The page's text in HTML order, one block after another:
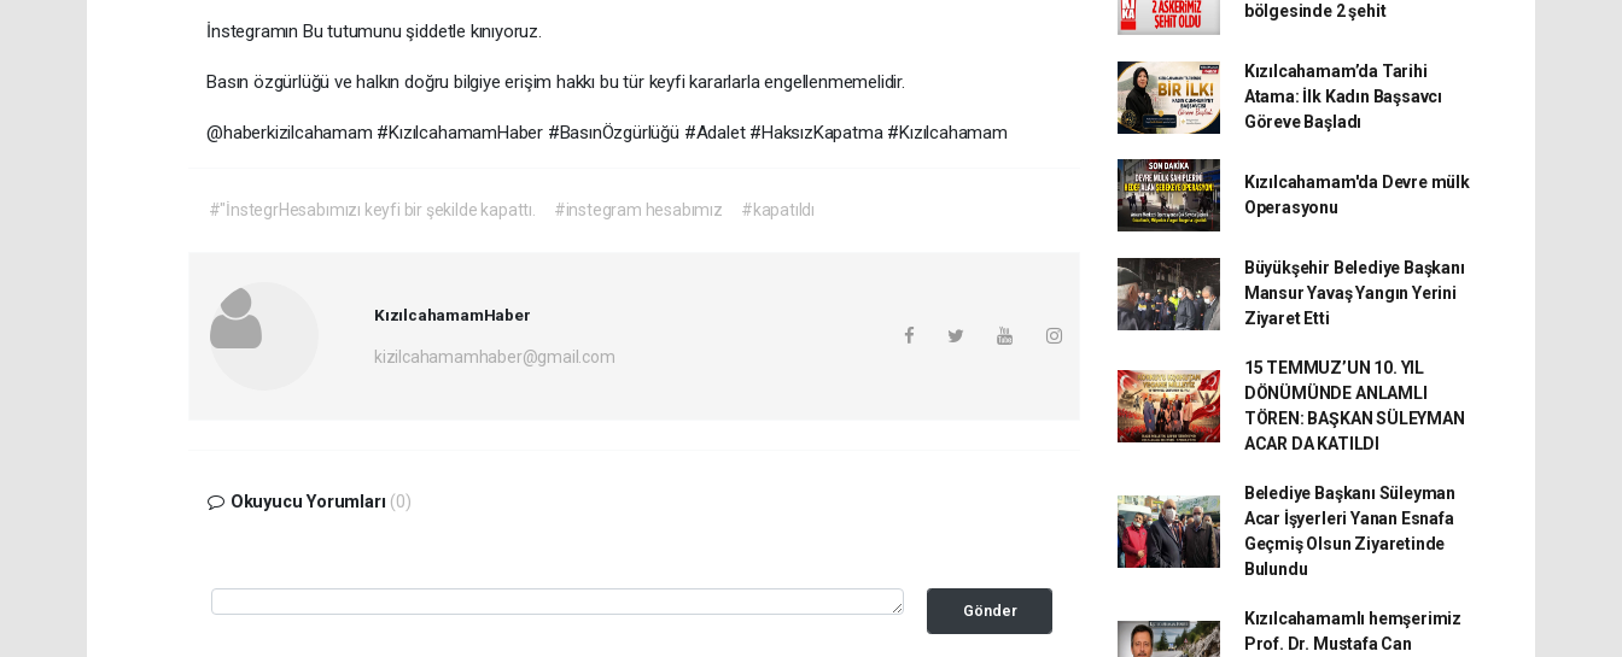
İnstegramın Bu tutumunu şiddetle kınıyoruz.
Basın özgürlüğü ve halkın doğru bilgiye erişim hakkı bu tür keyfi kararlarla engellenmemelidir.
@haberkizilcahamam #KızılcahamamHaber #BasınÖzgürlüğü #Adalet #HaksızKapatma #Kızılcahamam
#"İnstegrHesabımızı keyfi bir şekilde kapattı. #instegram hesabımız #kapatıldı
KızılcahamamHaber
kizilcahamamhaber@gmail.com
Okuyucu Yorumları (0)
Gönder
bölgesinde 2 şehit
Kızılcahamam’da Tarihi
Atama: İlk Kadın Başsavcı
Göreve Başladı
Kızılcahamam'da Devre mülk
Operasyonu
Büyükşehir Belediye Başkanı
Mansur Yavaş Yangın Yerini
Ziyaret Etti
15 TEMMUZ’UN 10. YIL
DÖNÜMÜNDE ANLAMLI
TÖREN: BAŞKAN SÜLEYMAN
ACAR DA KATILDI
Belediye Başkanı Süleyman
Acar İşyerleri Yanan Esnafa
Geçmiş Olsun Ziyaretinde
Bulundu
Kızılcahamamlı hemşerimiz
Prof. Dr. Mustafa Can